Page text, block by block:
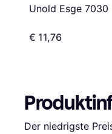
Unold Esge 7030
€ 11,76
Der niedrigste